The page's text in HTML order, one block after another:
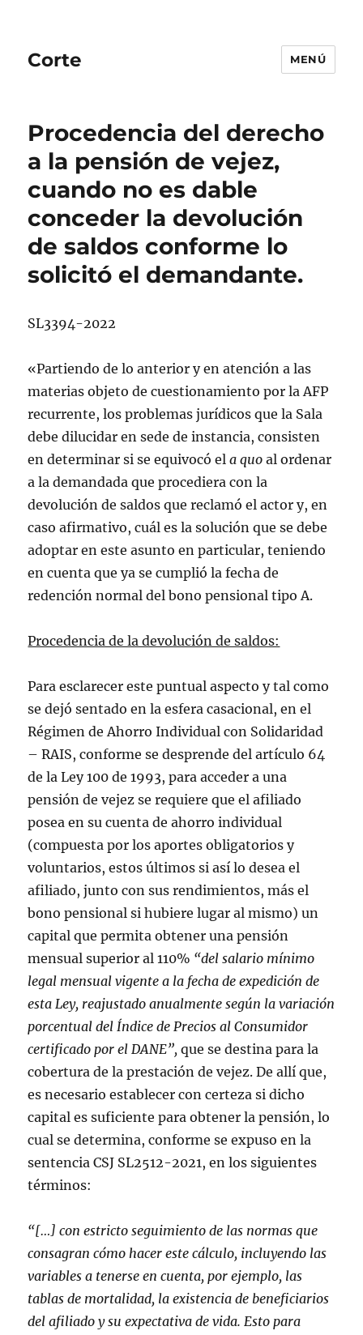
Corte MENÚ
Procedencia del derecho
a la pensión de vejez,
cuando no es dable
conceder la devolución
de saldos conforme lo
solicitó el demandante.
SL3394-2022
«Partiendo de lo anterior y en atención a las
materias objeto de cuestionamiento por la AFP
recurrente, los problemas jurídicos que la Sala
debe dilucidar en sede de instancia, consisten
en determinar si se equivocó ela quoal ordenar
a la demandada que procediera con la
devolución de saldos que reclamó el actor y, en
caso afirmativo, cuál es la solución que se debe
adoptar en este asunto en particular, teniendo
en cuenta que ya se cumplió la fecha de
redención normal del bono pensional tipo A.
Procedencia de la devolución de saldos:
Para esclarecer este puntual aspecto y tal como
se dejó sentado en la esfera casacional, en el
Régimen de Ahorro Individual con Solidaridad
– RAIS, conforme se desprende del artículo 64
de la Ley 100 de 1993, para acceder a una
pensión de vejez se requiere que el afiliado
posea en su cuenta de ahorro individual
(compuesta por los aportes obligatorios y
voluntarios, estos últimos si así lo desea el
afiliado, junto con sus rendimientos, más el
bono pensional si hubiere lugar al mismo) un
capital que permita obtener una pensión
mensual superior al 110% “del salario mínimo
legal mensual vigente a la fecha de expedición de
esta Ley, reajustado anualmente según la variación
porcentual del Índice de Precios al Consumidor
certificado por el DANE”, que se destina para la
cobertura de la prestación de vejez. De allí que,
es necesario establecer con certeza si dicho
capital es suficiente para obtener la pensión, lo
cual se determina, conforme se expuso en la
sentencia CSJ SL2512-2021, en los siguientes
términos:
“[…] con estricto seguimiento de las normas que
consagran cómo hacer este cálculo, incluyendo las
variables a tenerse en cuenta, por ejemplo, las
tablas de mortalidad, la existencia de beneficiarios
del afiliado y su expectativa de vida. Esto para